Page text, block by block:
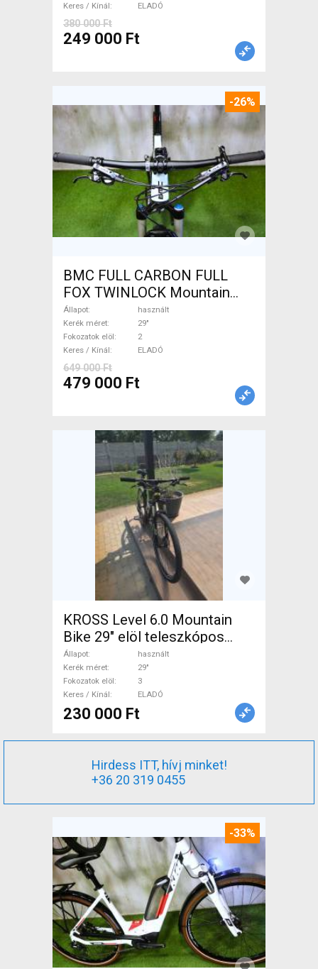
Keres / Kínál
ELADÓ
380 000 Ft
249 000 Ft
-26%
BMC FULL CARBON FULL
FOX TWINLOCK Mountain
Bike 29" össztelós / fully
használt ELADÓ
Állapot
használt
Kerék méret
29"
Fokozatok elöl
2
Keres / Kínál
ELADÓ
649 000 Ft
479 000 Ft
KROSS Level 6.0 Mountain
Bike 29" elöl teleszkópos
használt ELADÓ
Állapot
használt
Kerék méret
29"
Fokozatok elöl
3
Keres / Kínál
ELADÓ
230 000 Ft
Hirdess ITT, hívj minket!
+36 20 319 0455
-33%